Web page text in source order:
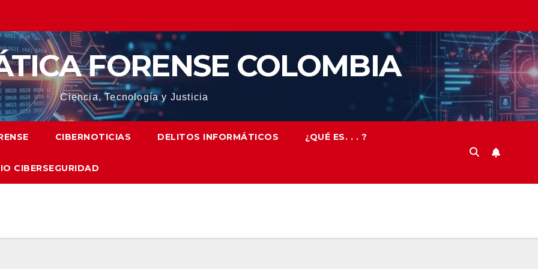
FORENSE COLOMBIA
Ciencia, Tecnología y Justicia
CIBERNOTICIAS DELITOS INFORMÁTICOS ¿QUÉ ES. . . ?
CIBERSEGURIDAD